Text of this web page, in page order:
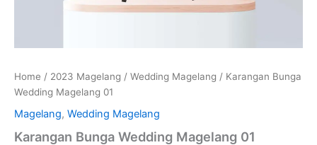
Home / 2023 Magelang / Wedding Magelang / Karangan Bunga
Wedding Magelang 01
Magelang, Wedding Magelang
Karangan Bunga Wedding Magelang 01